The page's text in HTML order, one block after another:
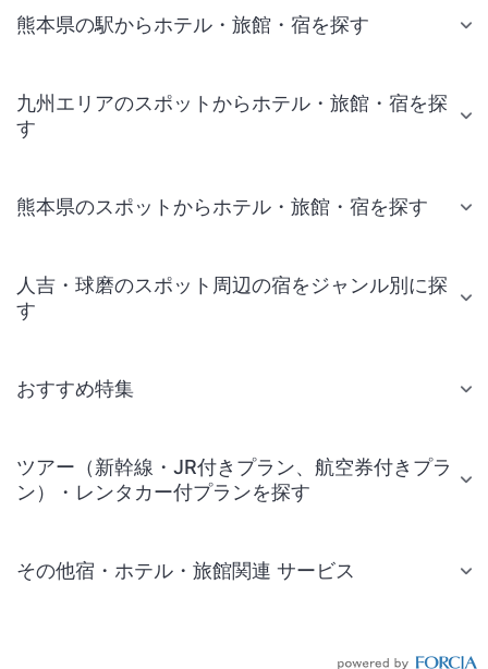
熊本県の駅からホテル・旅館・宿を探す
九州エリアのスポットからホテル・旅館・宿を探
す
熊本県のスポットからホテル・旅館・宿を探す
人吉・球磨のスポット周辺の宿をジャンル別に探
す
おすすめ特集
ツアー（新幹線・JR付きプラン、航空券付きプラ
ン）・レンタカー付プランを探す
その他宿・ホテル・旅館関連 サービス